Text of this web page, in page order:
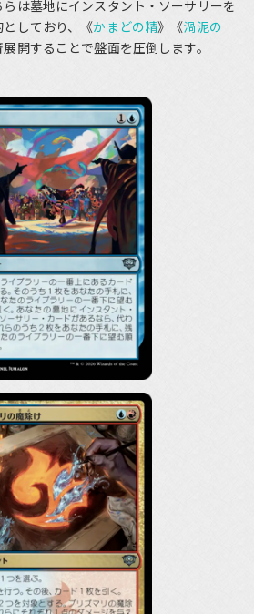
は墓地にインスタント・ソーサリーを
しており、《かまどの精》《渦泥の
開することで盤面を圧倒します。